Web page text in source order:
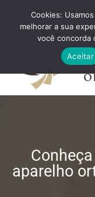
aparelho
Cookies:
melhorar a sua
você concorda
Aceitar